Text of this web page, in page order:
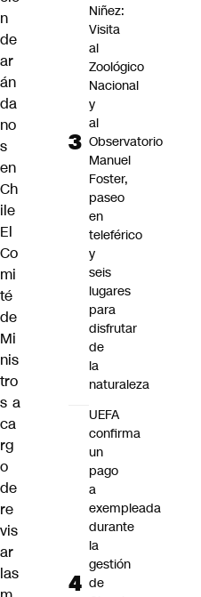
n
de
ar
án
da
no
s
en
Ch
ile
El
Co
mi
té
de
Mi
nis
tro
s a
ca
rg
o
de
re
vis
ar
las
Niñez:
Visita
al
Zoológico
Nacional
y
al
Observatorio
Manuel
Foster,
paseo
en
teleférico
y
seis
lugares
para
disfrutar
de
la
naturaleza
UEFA
confirma
un
pago
a
exempleada
durante
la
gestión
de